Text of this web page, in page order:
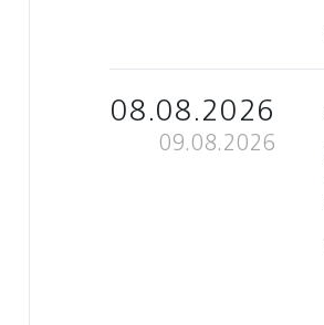
08.08.2026
09.08.2026